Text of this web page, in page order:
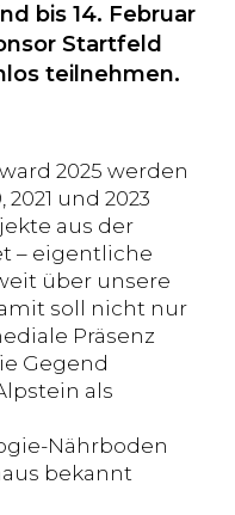
bis 14. Februar
Startfeld
teilnehmen.
2025 werden
und 2023
aus der
– eigentliche
über unsere
soll nicht nur
Präsenz
Gegend
als
Nährboden
bekannt